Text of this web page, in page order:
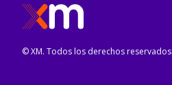
© XM. Todos los derechos reservados